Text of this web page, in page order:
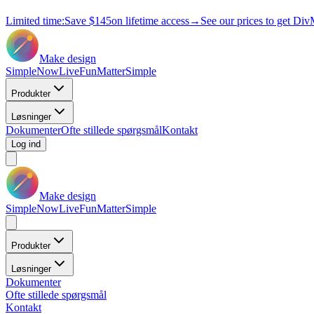
Limited time:Save $145on lifetime access→ See our prices to get
Make design
SimpleNowLiveFunMatterSimple
Produkter
Løsninger
DokumenterOfte stillede spørgsmålKontakt
Log ind
Make design
SimpleNowLiveFunMatterSimple
Produkter
Løsninger
Dokumenter
Ofte stillede spørgsmål
Kontakt